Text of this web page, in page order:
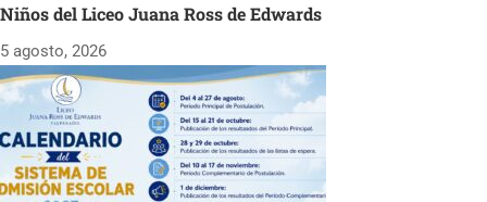
Niños del Liceo Juana Ross de Edwards
5 agosto, 2026